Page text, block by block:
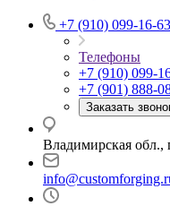
+7 (910) 099-16-63
Телефоны
+7 (910) 099-
+7 (901) 888-
Заказать
Владимирская обл.,